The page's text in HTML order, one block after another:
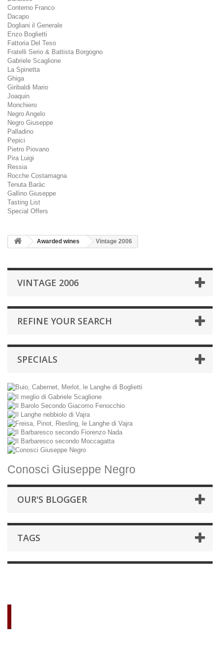
Conterno Franco
Dacapo
Dogliani il Generale
Enzo Boglietti
Fattoria Del Teso
Fratelli Serio & Battista Borgogno
Gabriele Scaglione
La Spinetta
Ghiga
Giribaldi Mario
Joaquin
Monchiero
Negro Angelo
Negro Giuseppe
Palladino
Pepici
Pietro Piovano
Pira Luigi
Ressia
Rocche Costamagna
Tenuta Baràc
Gallino Giuseppe
Tasting List
Special Offers
Awarded wines Vintage 2006
VINTAGE 2006
REFINE YOUR SEARCH
SPECIALS
Conosci Giuseppe Negro
OUR'S BLOGGER
TAGS